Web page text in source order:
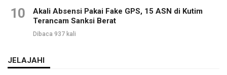
10
Akali Absensi Pakai Fake GPS, 15 ASN di Kutim
Terancam Sanksi Berat
Dibaca 937 kali
JELAJAHI